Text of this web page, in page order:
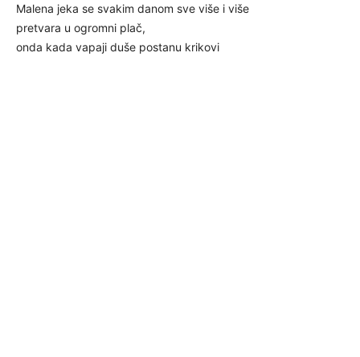
Malena jeka se svakim danom sve više i više
pretvara u ogromni plač,
onda kada vapaji duše postanu krikovi